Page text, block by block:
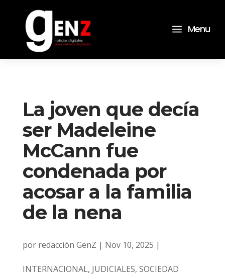
a Menu
La joven que decía
ser Madeleine
McCann fue
condenada por
acosar a la familia
de la nena
por redacción GenZ | Nov 10, 2025 |
INTERNACIONAL, JUDICIALES, SOCIEDAD